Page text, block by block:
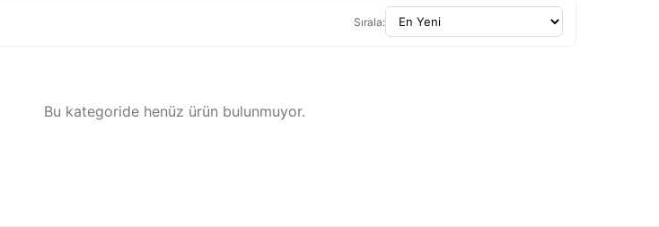
Sırala:
Bu kategoride henüz ürün bulunmuyor.